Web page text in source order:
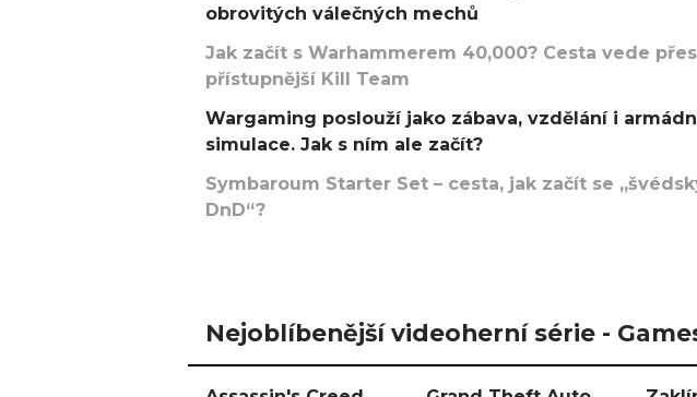
obrovitých válečných mechů
Jak začít s Warhammerem 40,000? Cesta vede přes
přístupnější Kill Team
Wargaming poslouží jako zábava, vzdělání i
simulace. Jak s ním ale začít?
Symbaroum Starter Set – cesta, jak začít se
DnD“?
Nejoblíbenější videoherní série -